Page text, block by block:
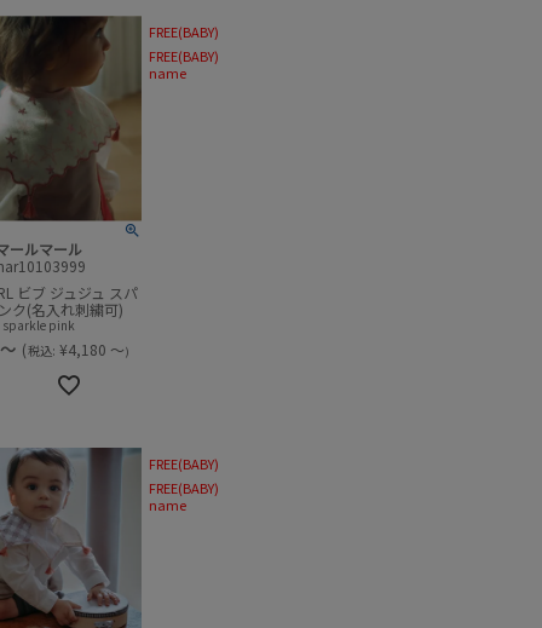
ールマール
ビブ ジュジュ スパ
ク(名入れ刺繍可)
sparkle pink
(税込: ¥4,180 ～)
FREE(BABY)
FREE(BABY)
name
FREE(BABY)
FREE(BABY)
name